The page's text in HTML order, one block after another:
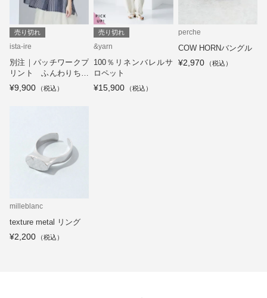
売り切れ
ista-ire
別注｜パッチワークプ
リント ふんわりちび
襟ブラウス
¥9,900
売り切れ
&yarn
100％リネンバレルサ
ロペット
¥15,900
perche
COW HORNバングル
¥2,970
milleblanc
texture metal リング
¥2,200